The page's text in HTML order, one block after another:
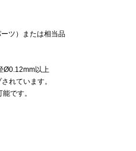
ツ）または相当品
Ø0.12mm以上
れています。
です。